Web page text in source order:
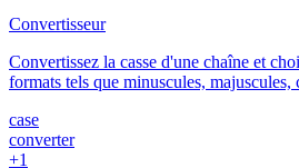
Convertisseur
Convertissez la casse d'une chaîne et
formats tels que minuscules, majuscules,
case
converter
+1